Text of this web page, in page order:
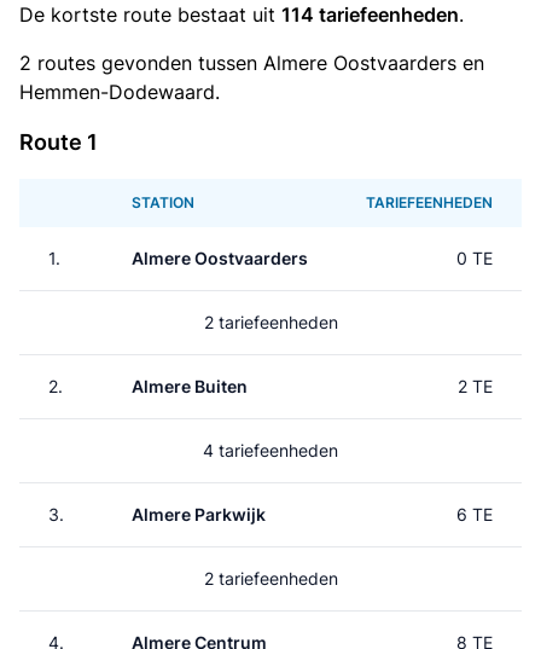
De kortste route bestaat uit 114 tariefeenheden.
2 routes gevonden tussen Almere Oostvaarders en
Hemmen-Dodewaard.
Route 1
STATION TARIEFEENHEDEN
1. Almere Oostvaarders 0 TE
2 tariefeenheden
2. Almere Buiten 2 TE
4 tariefeenheden
3. Almere Parkwijk 6 TE
2 tariefeenheden
4. Almere Centrum 8 TE